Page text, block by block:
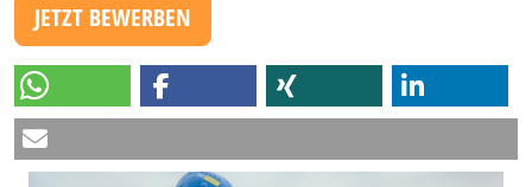
JETZT BEWERBEN